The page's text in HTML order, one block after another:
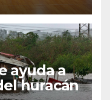
ayuda a
huracán